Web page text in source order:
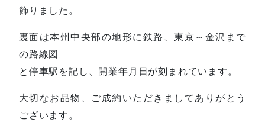
飾りました。
裏面は本州中央部の地形に鉄路、東京～金沢まで
の路線図
と停車駅を記し、開業年月日が刻まれています。
大切なお品物、ご成約いただきましてありがとう
ございます。